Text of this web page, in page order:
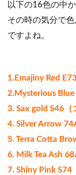
以下の16色の中
その時の気分で
ですよね。
1.Emajiny Red
2.Mysterious Blue
3. Sax gold S46（
4. Silver Arrow
5. Terra Cotta
6. Milk Tea Ash
7. Shiny Pink S74